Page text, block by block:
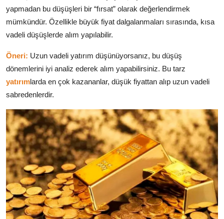
yapmadan bu düşüşleri bir “fırsat” olarak değerlendirmek
mümkündür. Özellikle büyük fiyat dalgalanmaları sırasında, kısa
vadeli düşüşlerde alım yapılabilir.
Öneri: Uzun vadeli yatırım düşünüyorsanız, bu düşüş
dönemlerini iyi analiz ederek alım yapabilirsiniz. Bu tarz
yatırımlarda en çok kazananlar, düşük fiyattan alıp uzun vadeli
sabredenlerdir.